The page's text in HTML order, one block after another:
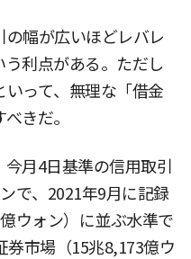
幅が広いほどレバレ
利点がある。ただし
って、無理な「借金
きだ。
月4日基準の信用取引
で、2021年9月に記録
ウォン）に並ぶ水準で
券市場（15兆8,173億ウ